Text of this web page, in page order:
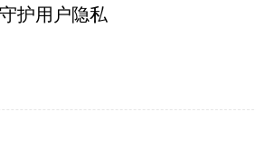
护用户隐私